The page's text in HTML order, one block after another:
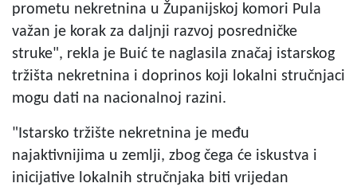
prometu nekretnina u Županijskoj komori Pula
važan je korak za daljnji razvoj posredničke
struke", rekla je Buić te naglasila značaj istarskog
tržišta nekretnina i doprinos koji lokalni stručnjaci
mogu dati na nacionalnoj razini.
"Istarsko tržište nekretnina je među
najaktivnijima u zemlji, zbog čega će iskustva i
inicijative lokalnih stručnjaka biti vrijedan